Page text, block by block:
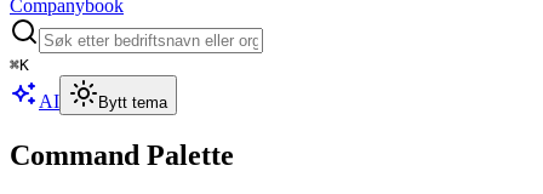
Companybook
⌘K
AI Bytt tema
Command Palette